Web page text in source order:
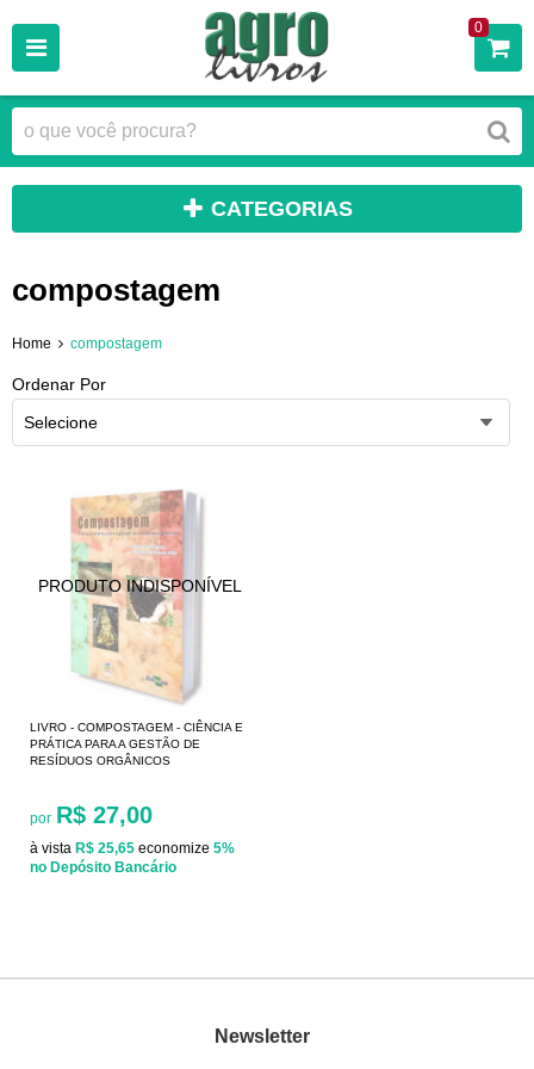
0
CATEGORIAS
compostagem
Home compostagem
Ordenar Por
Selecione
LIVRO - COMPOSTAGEM - CIÊNCIA E
PRÁTICA PARA A GESTÃO DE
RESÍDUOS ORGÂNICOS
por R$ 27,00
à vista R$ 25,65 economize 5%
no Depósito Bancário
Newsletter